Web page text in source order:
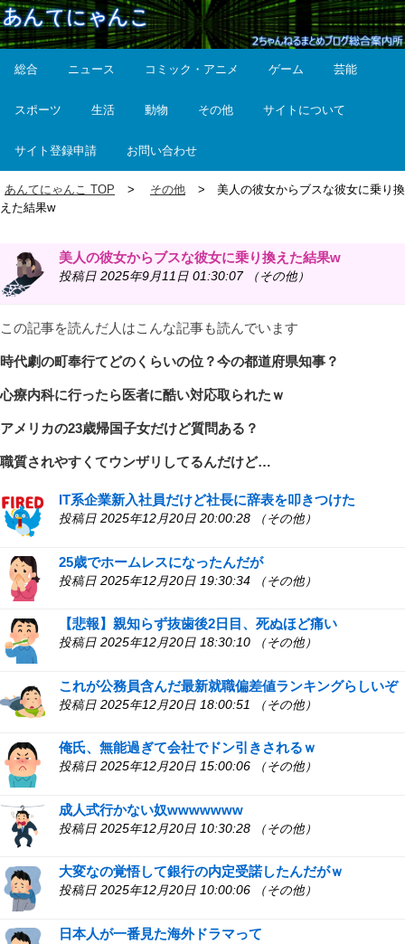
総合 ニュース コミック・アニメ ゲーム 芸能
スポーツ 生活 動物 その他 サイトについて
サイト登録申請 お問い合わせ
あんてにゃんこ TOP その他
美人の彼女からブスな彼女に乗り換
えた結果w
美人の彼女からブスな彼女に乗り換えた結果w
投稿日 2025年9月11日 01:30:07 （その他）
この記事を読んだ人はこんな記事も読んでいます
時代劇の町奉行てどのくらいの位？今の都道府県知事？
心療内科に行ったら医者に酷い対応取られたｗ
アメリカの23歳帰国子女だけど質問ある？
職質されやすくてウンザリしてるんだけど…
IT系企業新入社員だけど社長に辞表を叩きつけた
投稿日 2025年12月20日 20:00:28 （その他）
25歳でホームレスになったんだが
投稿日 2025年12月20日 19:30:34 （その他）
【悲報】親知らず抜歯後2日目、死ぬほど痛い
投稿日 2025年12月20日 18:30:10 （その他）
これが公務員含んだ最新就職偏差値ランキングらしいぞ
投稿日 2025年12月20日 18:00:51 （その他）
俺氏、無能過ぎて会社でドン引きされるｗ
投稿日 2025年12月20日 15:00:06 （その他）
成人式行かない奴wwwwwww
投稿日 2025年12月20日 10:30:28 （その他）
大変なの覚悟して銀行の内定受諾したんだがｗ
投稿日 2025年12月20日 10:00:06 （その他）
日本人が一番見た海外ドラマって